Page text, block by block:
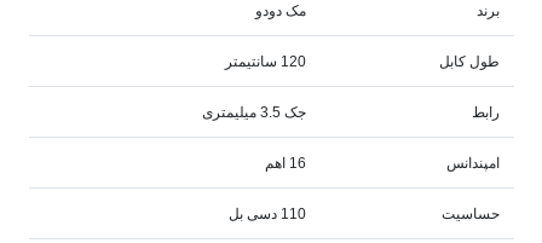
برند مک دودو
طول کابل 120 سانتیمتر
رابط جک 3.5 میلیمتری
امپندانس 16 اهم
حساسیت 110 دسی بل